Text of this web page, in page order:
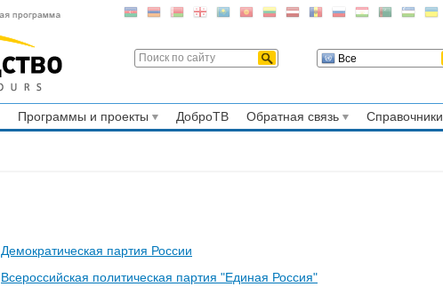
Все
Программы и проекты ДоброТВ Обратная связь Справочники
Демократическая партия России
Всероссийская политическая партия "Единая Россия"